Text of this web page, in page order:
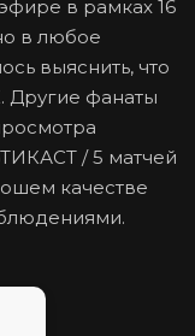
в рамках 16
в любое
выяснить, что
Другие фанаты
/ 5 матчей
качестве